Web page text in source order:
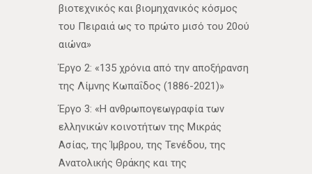
βιοτεχνικός και βιομηχανικός κόσμος
του Πειραιά ως το πρώτο μισό του 20ού
αιώνα»
Έργο 2: «135 χρόνια από την αποξήρανση
της Λίμνης Κωπαΐδος (1886-2021)»
Έργο 3: «Η ανθρωπογεωγραφία των
ελληνικών κοινοτήτων της Μικράς
Ασίας, της Ίμβρου, της Τενέδου, της
Ανατολικής Θράκης και της